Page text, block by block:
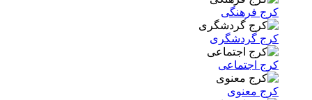
کرج فرهنگی
کرج گردشگری
کرج اجتماعی
کرج معنوی